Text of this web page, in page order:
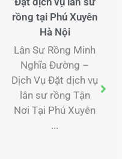
rồng tại Phú Xuyên
Hà Nội
Lân Sư Rồng Minh
Nghĩa Đường –
Dịch Vụ Đặt dịch vụ
lân sư rồng Tận
Nơi Tại Phú Xuyên
...